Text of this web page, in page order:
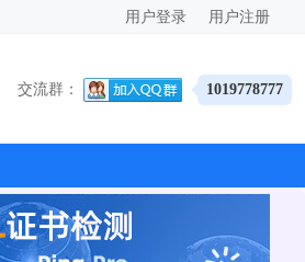
用户登录 用户注册
交流群： 1019778777